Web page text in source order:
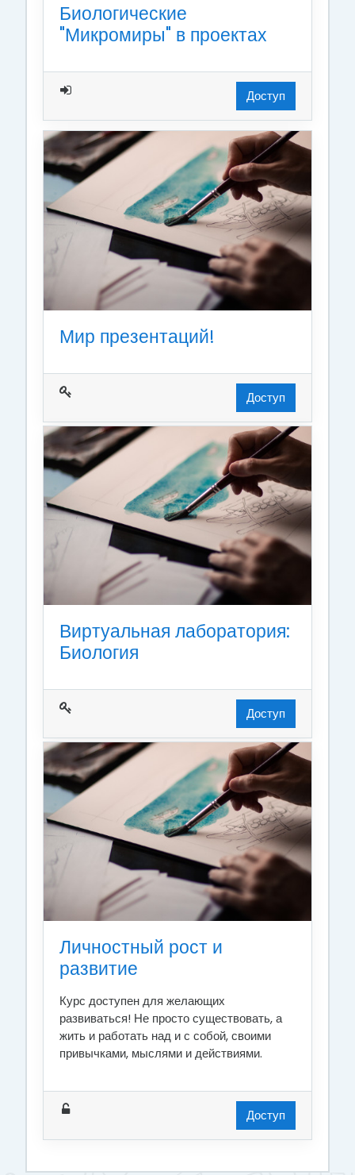
Биологические
"Микромиры" в проектах
Доступ
Мир презентаций!
Доступ
Виртуальная лаборатория:
Биология
Доступ
Личностный рост и
развитие
Курс доступен для желающих
развиваться! Не просто существовать, а
жить и работать над и с собой, своими
привычками, мыслями и действиями.
Доступ